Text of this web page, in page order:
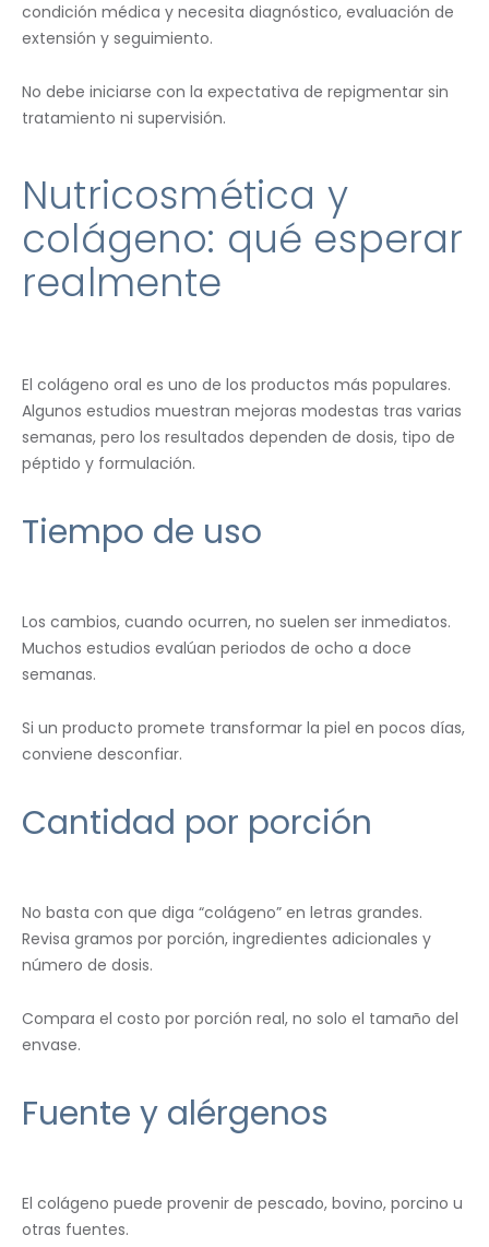
condición médica y necesita diagnóstico, evaluación de
extensión y seguimiento.
No debe iniciarse con la expectativa de repigmentar sin
tratamiento ni supervisión.
Nutricosmética y
colágeno: qué esperar
realmente
El colágeno oral es uno de los productos más populares.
Algunos estudios muestran mejoras modestas tras varias
semanas, pero los resultados dependen de dosis, tipo de
péptido y formulación.
Tiempo de uso
Los cambios, cuando ocurren, no suelen ser inmediatos.
Muchos estudios evalúan periodos de ocho a doce
semanas.
Si un producto promete transformar la piel en pocos días,
conviene desconfiar.
Cantidad por porción
No basta con que diga “colágeno” en letras grandes.
Revisa gramos por porción, ingredientes adicionales y
número de dosis.
Compara el costo por porción real, no solo el tamaño del
envase.
Fuente y alérgenos
El colágeno puede provenir de pescado, bovino, porcino u
otras fuentes.